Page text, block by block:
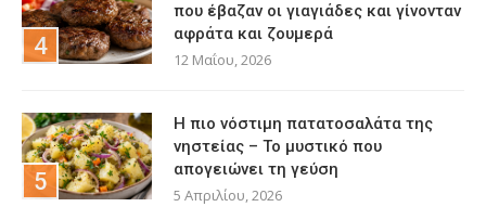
που έβαζαν οι γιαγιάδες και γίνονταν
αφράτα και ζουμερά
12 Μαΐου, 2026
Η πιο νόστιμη πατατοσαλάτα της
νηστείας – Το μυστικό που
απογειώνει τη γεύση
5 Απριλίου, 2026